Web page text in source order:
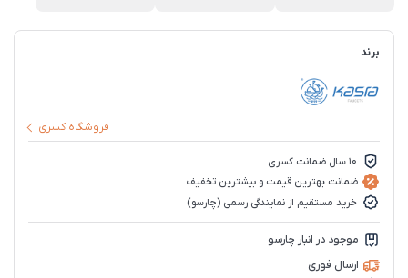
برند
فروشگاه کسری
10 سال ضمانت کسری
ضمانت بهترین قیمت و بیشترین تخفیف
خرید مستقیم از نمایندگی رسمی (چارسو)
موجود در انبار چارسو
ارسال فوری